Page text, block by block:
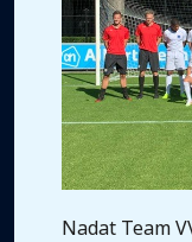
Nadat Team